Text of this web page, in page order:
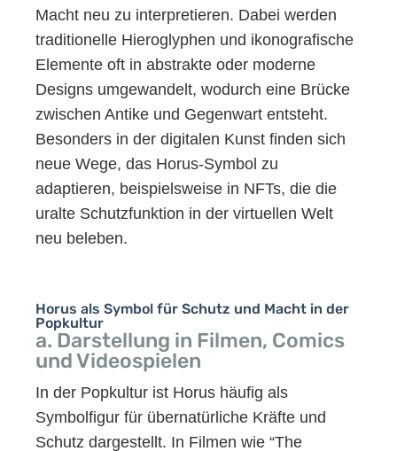
Macht neu zu interpretieren. Dabei werden
traditionelle Hieroglyphen und ikonografische
Elemente oft in abstrakte oder moderne
Designs umgewandelt, wodurch eine Brücke
zwischen Antike und Gegenwart entsteht.
Besonders in der digitalen Kunst finden sich
neue Wege, das Horus-Symbol zu
adaptieren, beispielsweise in NFTs, die die
uralte Schutzfunktion in der virtuellen Welt
neu beleben.
Horus als Symbol für Schutz und Macht in der
Popkultur
a. Darstellung in Filmen, Comics
und Videospielen
In der Popkultur ist Horus häufig als
Symbolfigur für übernatürliche Kräfte und
Schutz dargestellt. In Filmen wie “The